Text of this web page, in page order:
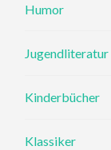
Humor
Jugendliteratur
Kinderbücher
Klassiker